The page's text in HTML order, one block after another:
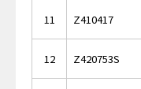
11 Z410417
12 Z420753S